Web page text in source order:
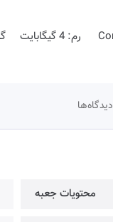
دیدگاه‌ها
محتویات جعبه